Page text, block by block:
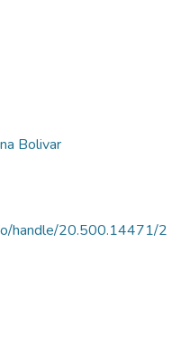
Bolivar
handle/20.500.14471/2